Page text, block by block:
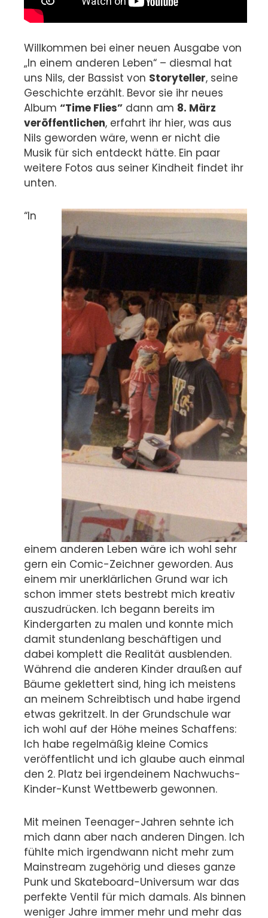
Willkommen bei einer neuen Ausgabe von
„In einem anderen Leben“ – diesmal hat
uns Nils, der Bassist von Storyteller, seine
Geschichte erzählt. Bevor sie ihr neues
Album “Time Flies” dann am 8. März
veröffentlichen, erfahrt ihr hier, was aus
Nils geworden wäre, wenn er nicht die
Musik für sich entdeckt hätte. Ein paar
weitere Fotos aus seiner Kindheit findet ihr
unten.
“In
einem anderen Leben wäre ich wohl sehr
gern ein Comic-Zeichner geworden. Aus
einem mir unerklärlichen Grund war ich
schon immer stets bestrebt mich kreativ
auszudrücken. Ich begann bereits im
Kindergarten zu malen und konnte mich
damit stundenlang beschäftigen und
dabei komplett die Realität ausblenden.
Während die anderen Kinder draußen auf
Bäume geklettert sind, hing ich meistens
an meinem Schreibtisch und habe irgend
etwas gekritzelt. In der Grundschule war
ich wohl auf der Höhe meines Schaffens:
Ich habe regelmäßig kleine Comics
veröffentlicht und ich glaube auch einmal
den 2. Platz bei irgendeinem Nachwuchs-
Kinder-Kunst Wettbewerb gewonnen.
Mit meinen Teenager-Jahren sehnte ich
mich dann aber nach anderen Dingen. Ich
fühlte mich irgendwann nicht mehr zum
Mainstream zugehörig und dieses ganze
Punk und Skateboard-Universum war das
perfekte Ventil für mich damals. Als binnen
weniger Jahre immer mehr und mehr das